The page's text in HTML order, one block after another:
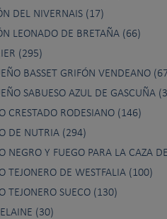
DEL NIVERNAIS (17)
LEONADO DE BRETAÑA (66)
(295)
BASSET GRIFÓN VENDEANO
SABUESO AZUL DE GASCUÑA
CRESTADO RODESIANO (146)
DE NUTRIA (294)
NEGRO Y FUEGO PARA LA CAZA
TEJONERO DE WESTFALIA (100)
TEJONERO SUECO (130)
(30)